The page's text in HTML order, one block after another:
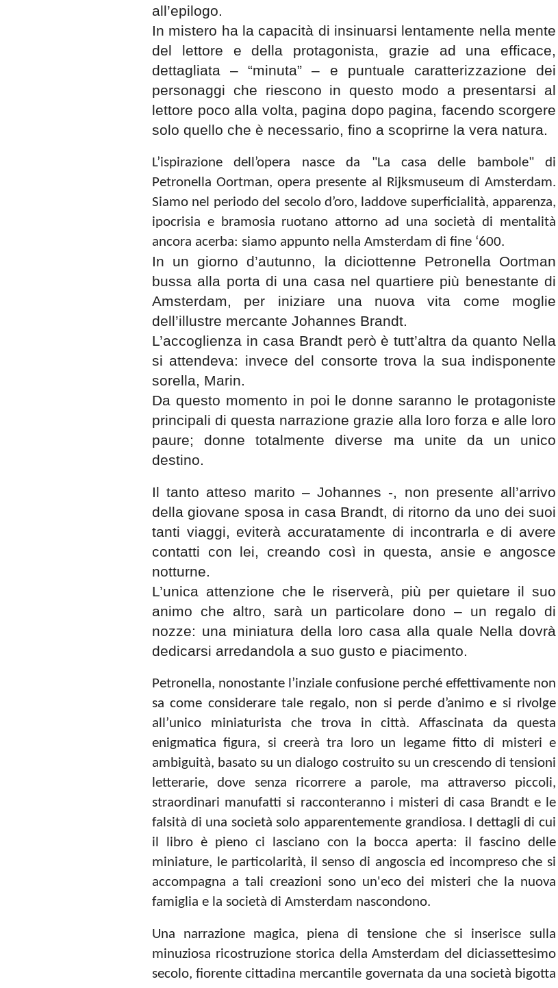
all’epilogo.
In mistero ha la capacità di insinuarsi lentamente nella mente
del lettore e della protagonista, grazie ad una efficace,
dettagliata – “minuta” – e puntuale caratterizzazione dei
personaggi che riescono in questo modo a presentarsi al
lettore poco alla volta, pagina dopo pagina, facendo scorgere
solo quello che è necessario, fino a scoprirne la vera natura.
L’ispirazione dell’opera nasce da "La casa delle bambole" di
Petronella Oortman, opera presente al Rijksmuseum di Amsterdam.
Siamo nel periodo del secolo d’oro, laddove superficialità, apparenza,
ipocrisia e bramosia ruotano attorno ad una società di mentalità
ancora acerba: siamo appunto nella Amsterdam di fine ‘600.
In un giorno d’autunno, la diciottenne Petronella Oortman
bussa alla porta di una casa nel quartiere più benestante di
Amsterdam, per iniziare una nuova vita come moglie
dell’illustre mercante Johannes Brandt.
L’accoglienza in casa Brandt però è tutt’altra da quanto Nella
si attendeva: invece del consorte trova la sua indisponente
sorella, Marin.
Da questo momento in poi le donne saranno le protagoniste
principali di questa narrazione grazie alla loro forza e alle loro
paure; donne totalmente diverse ma unite da un unico
destino.
Il tanto atteso marito – Johannes -, non presente all’arrivo
della giovane sposa in casa Brandt, di ritorno da uno dei suoi
tanti viaggi, eviterà accuratamente di incontrarla e di avere
contatti con lei, creando così in questa, ansie e angosce
notturne.
L’unica attenzione che le riserverà, più per quietare il suo
animo che altro, sarà un particolare dono – un regalo di
nozze: una miniatura della loro casa alla quale Nella dovrà
dedicarsi arredandola a suo gusto e piacimento.
Petronella, nonostante l’inziale confusione perché effettivamente non
sa come considerare tale regalo, non si perde d’animo e si rivolge
all’unico miniaturista che trova in città. Affascinata da questa
enigmatica figura, si creerà tra loro un legame fitto di misteri e
ambiguità, basato su un dialogo costruito su un crescendo di tensioni
letterarie, dove senza ricorrere a parole, ma attraverso piccoli,
straordinari manufatti si racconteranno i misteri di casa Brandt e le
falsità di una società solo apparentemente grandiosa. I dettagli di cui
il libro è pieno ci lasciano con la bocca aperta: il fascino delle
miniature, le particolarità, il senso di angoscia ed incompreso che si
accompagna a tali creazioni sono un'eco dei misteri che la nuova
famiglia e la società di Amsterdam nascondono.
Una narrazione magica, piena di tensione che si inserisce sulla
minuziosa ricostruzione storica della Amsterdam del diciassettesimo
secolo, fiorente cittadina mercantile governata da una società bigotta